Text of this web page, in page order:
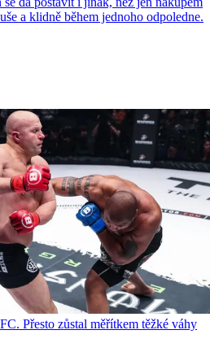
a klidně během jednoho odpoledne.
Přesto zůstal měřítkem těžké váhy